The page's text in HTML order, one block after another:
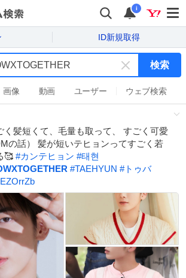
i
ID新規取得
キ
ー
ワ
ド
を
す
検索
画像 動画 ユーザー ウェブ検索
く髪短くて、毛量も取って、 すごく可愛
の話） 髪が短いテヒョンってすごく若
🥰 #カンテヒョン #태현
#TAEHYUN #トゥバ